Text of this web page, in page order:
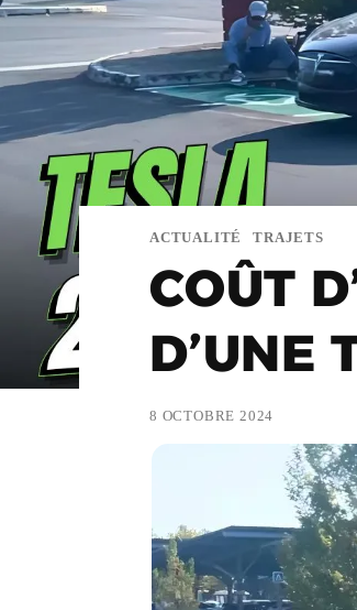
ACTUALITÉ TRAJETS
COÛT
D’UNE
8 OCTOBRE 2024